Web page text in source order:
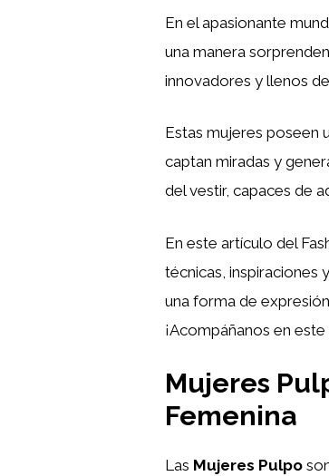
En el apasionante
una manera
innovadores y llenos
Estas mujeres poseen
captan miradas y
del vestir, capaces de
En este artículo del
técnicas, inspiraciones
una forma de
¡Acompáñanos en
Mujeres
Femenina
Las Mujeres Pulpo